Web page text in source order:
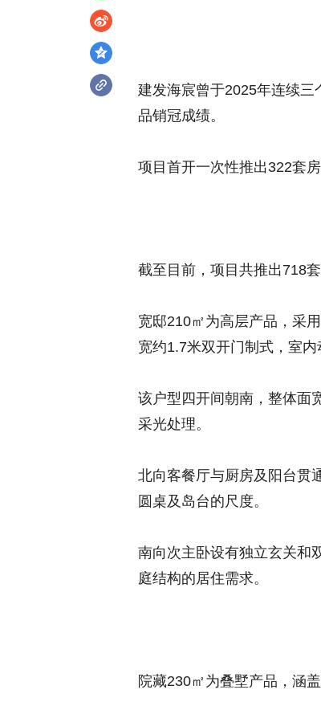
建发海宸曾于2025年连续
品销冠成绩。
项目首开一次性推出322套
截至目前，项目共推出718
宽邸210㎡为高层产品，采
宽约1.7米双开门制式，室
该户型四开间朝南，整体面
采光处理。
北向客餐厅与厨房及阳台贯
圆桌及岛台的尺度。
南向次主卧设有独立玄关和
庭结构的居住需求。
院藏230㎡为叠墅产品，涵